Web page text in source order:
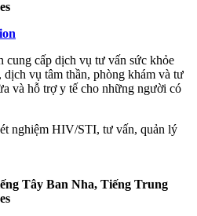
cung cấp dịch vụ tư vấn sức khỏe
dịch vụ tâm thần, phòng khám và tư
và hỗ trợ y tế cho những người có
nghiệm HIV/STI, tư vấn, quản lý
Tây Ban Nha, Tiếng Trung